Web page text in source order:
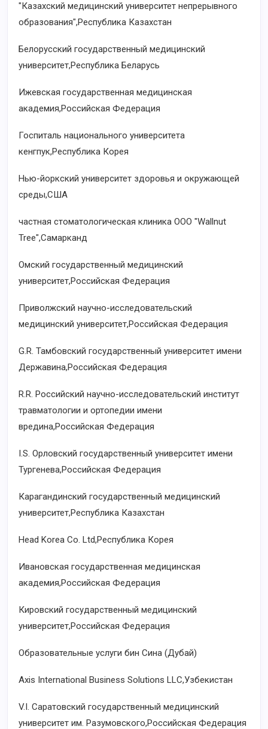
"Казахский медицинский университет непрерывного
образования",Республика Казахстан
Белорусский государственный медицинский
университет,Республика Беларусь
Ижевская государственная медицинская
академия,Российская Федерация
Госпиталь национального университета
кенгпук,Республика Корея
Нью-йоркский университет здоровья и окружающей
среды,США
частная стоматологическая клиника ООО "Wallnut
Tree",Самарканд
Омский государственный медицинский
университет,Российская Федерация
Приволжский научно-исследовательский
медицинский университет,Российская Федерация
G.R. Тамбовский государственный университет имени
Державина,Российская Федерация
R.R. Российский научно-исследовательский институт
травматологии и ортопедии имени
вредина,Российская Федерация
I.S. Орловский государственный университет имени
Тургенева,Российская Федерация
Карагандинский государственный медицинский
университет,Республика Казахстан
Head Korea Co. Ltd,Республика Корея
Ивановская государственная медицинская
академия,Российская Федерация
Кировский государственный медицинский
университет,Российская Федерация
Образовательные услуги бин Сина (Дубай)
Axis International Business Solutions LLC,Узбекистан
V.I. Саратовский государственный медицинский
университет им. Разумовского,Российская Федерация